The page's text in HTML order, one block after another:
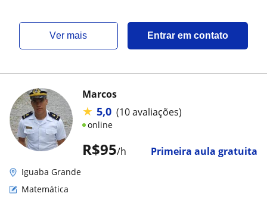
ver mais Entrar em contato
R$95/h Primeira aula gratuita
Marcos
★ 5,0 (10 avaliações)
online
Iguaba Grande
Matemática